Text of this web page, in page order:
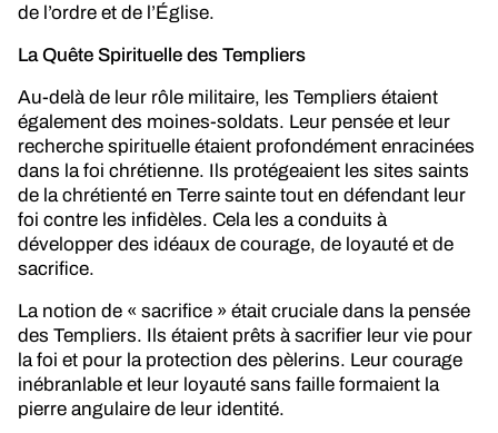
de l’ordre et de l’Église.
La Quête Spirituelle des Templiers
Au-delà de leur rôle militaire, les Templiers étaient
également des moines-soldats. Leur pensée et leur
recherche spirituelle étaient profondément enracinées
dans la foi chrétienne. Ils protégeaient les sites saints
de la chrétienté en Terre sainte tout en défendant leur
foi contre les infidèles. Cela les a conduits à
développer des idéaux de courage, de loyauté et de
sacrifice.
La notion de « sacrifice » était cruciale dans la pensée
des Templiers. Ils étaient prêts à sacrifier leur vie pour
la foi et pour la protection des pèlerins. Leur courage
inébranlable et leur loyauté sans faille formaient la
pierre angulaire de leur identité.